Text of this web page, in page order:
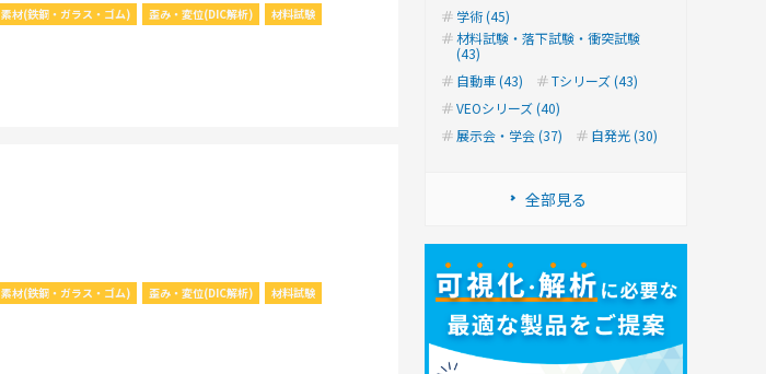
素材(鉄鋼・ガラス・ゴム) 歪み・変位(DIC解析)
材料試験
素材(鉄鋼・ガラス・ゴム) 歪み・変位(DIC解析)
材料試験
学術 (45)
材料試験・落下試験・衝突試験
(43)
自動車 (43)
Tシリーズ (43)
VEOシリーズ (40)
展示会・学会 (37)
自発光 (30)
全部見る